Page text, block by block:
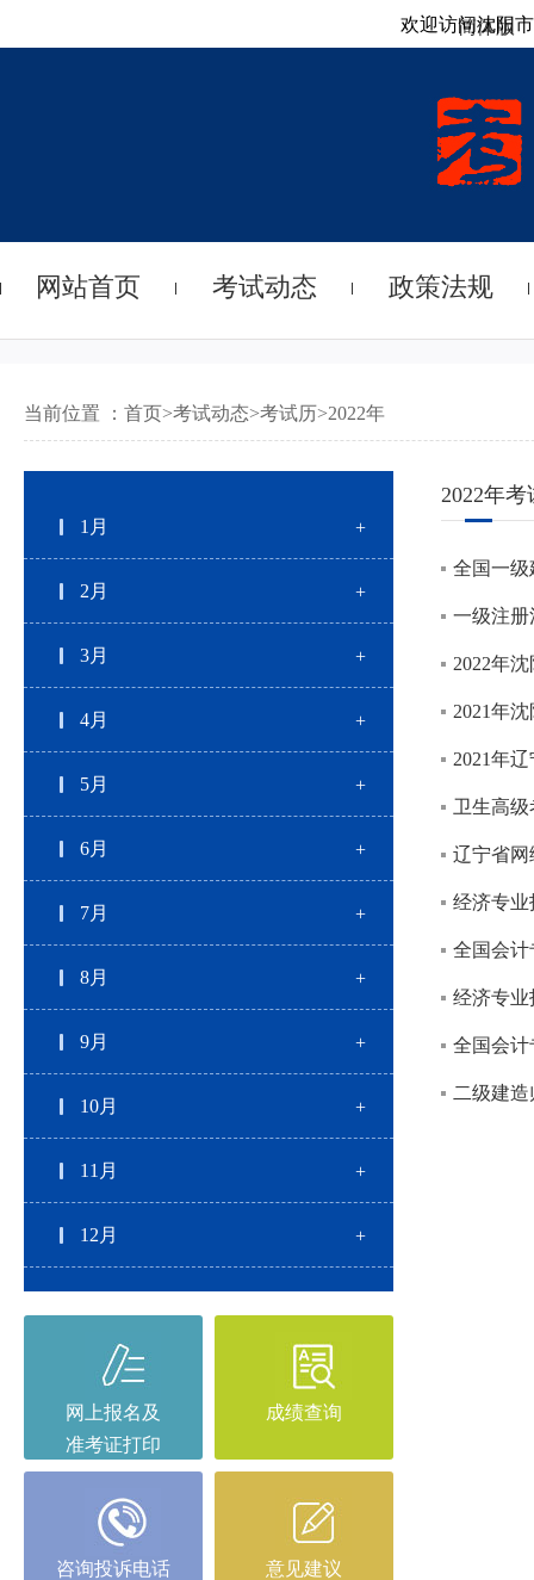
欢迎访问沈阳
简体版
网站首页 考试动态 政策法规
当前位置 ： 首页>考试动态>考试历>2022年
1月
2月
3月
4月
5月
6月
7月
8月
9月
10月
11月
12月
网上报名及
准考证打印
成绩查询
咨询投诉电话 意见建议
2022年考
全国一级
一级注册
2022年
2021年
2021年
卫生高级
辽宁省网
经济专业
全国会计
经济专业
全国会计
二级建